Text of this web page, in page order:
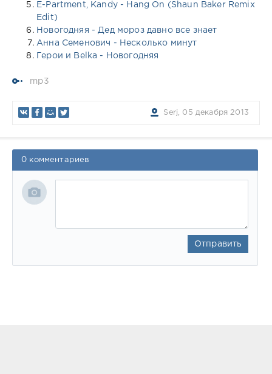
E-Partment, Kandy - Hang On (Shaun Baker Remix
Edit)
Новогодняя - Дед мороз давно все знает
Анна Семенович - Несколько минут
Герои и Belka - Новогодняя
mp3
Serj, 05 декабря 2013
0 комментариев
Отправить